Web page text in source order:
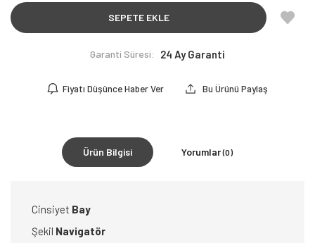
SEPETE EKLE
Garanti Süresi: 24 Ay Garanti
Fiyatı Düşünce Haber Ver Bu Ürünü Paylaş
Ürün Bilgisi Yorumlar(0)
Cinsiyet Bay
Şekil Navigatör